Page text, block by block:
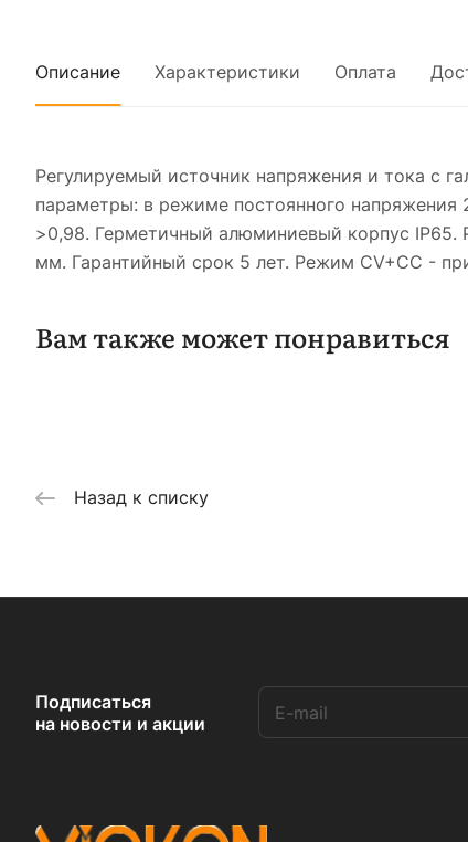
Описание Характеристики Оплата
Регулируемый источник напряжения и тока с
параметры: в режиме постоянного
>0,98. Герметичный алюминиевый корпус
мм. Гарантийный срок 5 лет. Режим CV+CC -
Вам также может понравиться
Назад к списку
Подписаться
на новости и акции